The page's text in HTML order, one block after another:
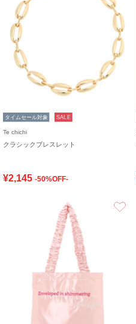
タイムセール対象 SALE
Te chichi
クラシックブレスレット
¥2,145 -50%OFF-